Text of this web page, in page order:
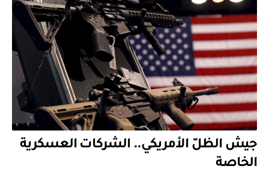
جيش الظلّ الأمريكي.. الشركات العسكرية
الخاصة